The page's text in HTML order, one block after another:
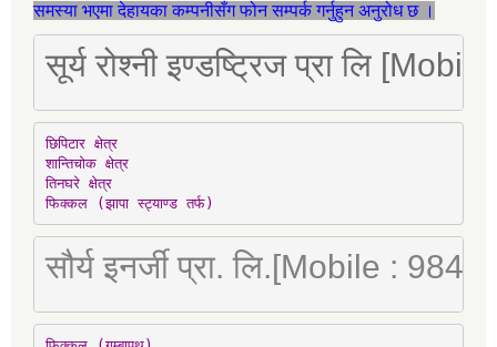
समस्या भएमा देहायका कम्पनीसँग फोन सम्पर्क गर्नुहुन अनुरोध छ ।
सूर्य रोश्नी इण्डष्ट्रिज प्रा लि
छिपिटार क्षेत्र
शान्तिचोक क्षेत्र
तिनघरे क्षेत्र
फिक्कल (झापा स्ट्याण्ड तर्फ)
सौर्य इनर्जी प्रा. लि.[Mobile :